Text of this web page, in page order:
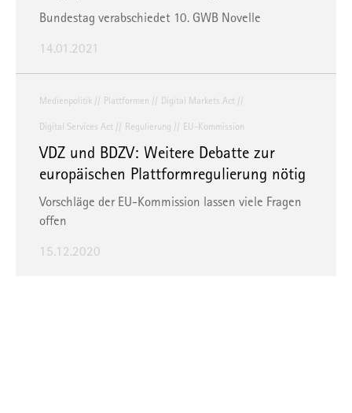
Bundestag verabschiedet 10. GWB Novelle
14.01.2021
Medienpolitik Plattformen Digital Markets Act
Digital Services Act Regulierung EU-Kommission
VDZ und BDZV: Weitere Debatte zur
europäischen Plattformregulierung nötig
Vorschläge der EU-Kommission lassen viele Fragen
offen
15.12.2020